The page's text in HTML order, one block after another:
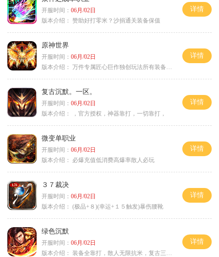
开服时间： 06月/02日
版本介绍： 赞助好打零米？沙捐通关装备保值
详情
原神世界
开服时间： 06月/02日
版本介绍： 万件专属匠心巨作独创玩法所有装备靠打
详情
复古沉默。一区。
开服时间： 06月/02日
版本介绍：
，官方授权，神器靠打，一切靠打，
详情
微变单职业
开服时间： 06月/02日
版本介绍：
必爆充值低消费高爆率散人必玩
详情
３７裁决
开服时间： 06月/02日
版本介绍： (极品+８)(幸运+１５触发)暴伤腰靴
详情
绿色沉默
开服时间： 06月/02日
版本介绍： 装备全靠打，散人无限抗米，复古三天合区
详情